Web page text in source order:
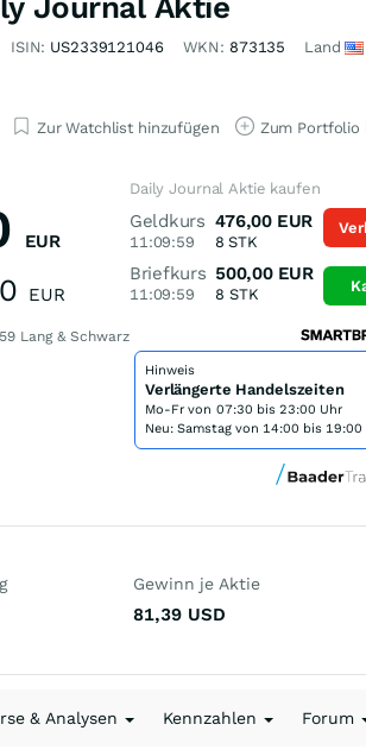
Journal Aktie
ISIN: US2339121046 WKN: 873135 Land
Zur Watchlist hinzufügen Zum Portfolio
EUR
EUR
Lang & Schwarz
Daily Journal Aktie kaufen
Geldkurs
11:09:59
476,00 EUR
8 STK
Briefkurs
11:09:59
500,00 EUR
8 STK
Hinweis
Verlängerte Handelszeiten
Mo-Fr von 07:30 bis 23:00 Uhr
Neu: Samstag von 14:00 bis 19:00
Gewinn je Aktie
81,39 USD
& Analysen Kennzahlen Forum